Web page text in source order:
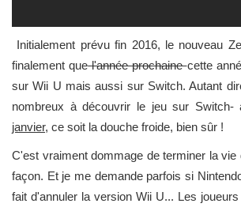
Initialement prévu fin 2016, le nouveau
finalement quel'année prochainecette
sur Wii U mais aussi sur Switch. Autant
nombreux à découvrir le jeu sur Switch-
janvier, ce soit la douche froide, bien sûr !
C'est vraiment dommage de terminer la vie
façon. Et je me demande parfois si
fait d'annuler la version Wii U... Les